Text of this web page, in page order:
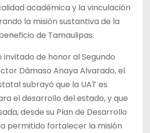
académica y la vinculación
la misión sustantiva de la
de Tamaulipas.
invitado de honor al Segundo
Dámaso Anaya Alvarado, el
subrayó que la UAT es
el desarrollo del estado, y que
desde su Plan de Desarrollo
permitido fortalecer la misión